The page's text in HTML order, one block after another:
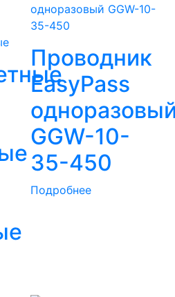
Проводник
EasyPass
GGW-10-
35-450
Подробнее